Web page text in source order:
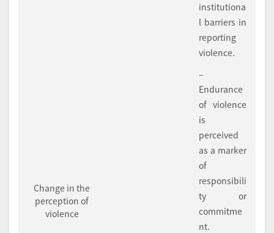
Change in the
perception of
violence
institutiona
l barriers in
reporting
violence.
–
Endurance
of violence
is
perceived
as a marker
of
responsibili
ty or
commitme
nt.